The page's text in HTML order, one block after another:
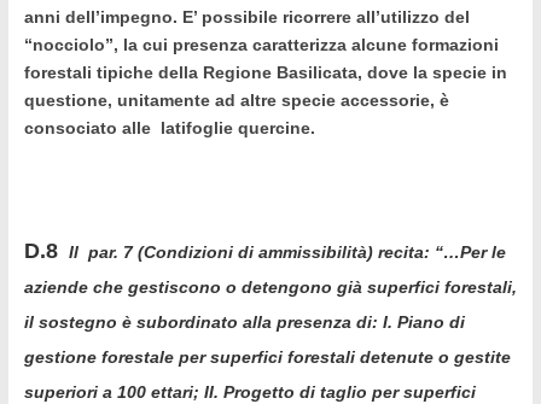
anni dell’impegno. E’ possibile ricorrere all’utilizzo del
“nocciolo”, la cui presenza caratterizza alcune formazioni
forestali tipiche della Regione Basilicata, dove la specie in
questione, unitamente ad altre specie accessorie, è
consociato alle latifoglie quercine.
D.8 Il par. 7 (Condizioni di ammissibilità) recita: “…Per le
aziende che gestiscono o detengono già superfici forestali,
il sostegno è subordinato alla presenza di: I. Piano di
gestione forestale per superfici forestali detenute o gestite
superiori a 100 ettari; II. Progetto di taglio per superfici